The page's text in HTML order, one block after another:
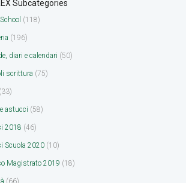
Subcategories
(118)
(196)
diari e calendari (50)
scrittura (75)
(33)
astucci (58)
2018 (46)
Scuola 2020 (10)
Magistrato 2019 (18)
(66)